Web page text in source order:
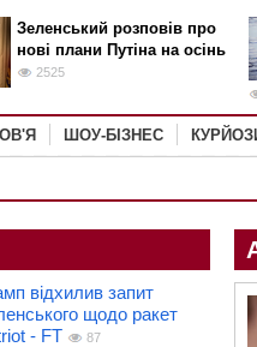
Зеленський розповів про
нові плани Путіна на осінь
2525
ШОУ-БІЗНЕС
відхилив запит
щодо ракет
- FT
87